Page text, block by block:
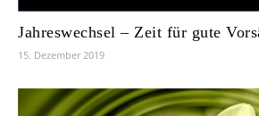
Jahreswechsel – Zeit für gute
15. Dezember 2019